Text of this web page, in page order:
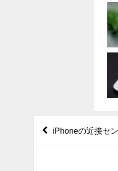
iPhoneの近接セ